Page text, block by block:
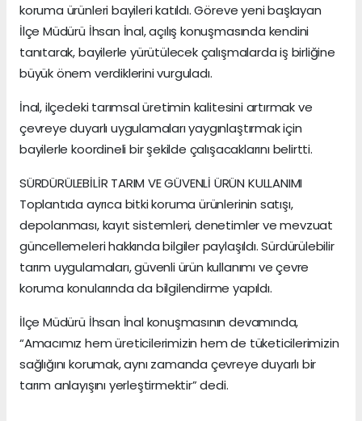
koruma ürünleri bayileri katıldı. Göreve yeni başlayan
İlçe Müdürü İhsan İnal, açılış konuşmasında kendini
tanıtarak, bayilerle yürütülecek çalışmalarda iş birliğine
büyük önem verdiklerini vurguladı.
İnal, ilçedeki tarımsal üretimin kalitesini artırmak ve
çevreye duyarlı uygulamaları yaygınlaştırmak için
bayilerle koordineli bir şekilde çalışacaklarını belirtti.
SÜRDÜRÜLEBİLİR TARIM VE GÜVENLİ ÜRÜN KULLANIMI
Toplantıda ayrıca bitki koruma ürünlerinin satışı,
depolanması, kayıt sistemleri, denetimler ve mevzuat
güncellemeleri hakkında bilgiler paylaşıldı. Sürdürülebilir
tarım uygulamaları, güvenli ürün kullanımı ve çevre
koruma konularında da bilgilendirme yapıldı.
İlçe Müdürü İhsan İnal konuşmasının devamında,
“Amacımız hem üreticilerimizin hem de tüketicilerimizin
sağlığını korumak, aynı zamanda çevreye duyarlı bir
tarım anlayışını yerleştirmektir” dedi.